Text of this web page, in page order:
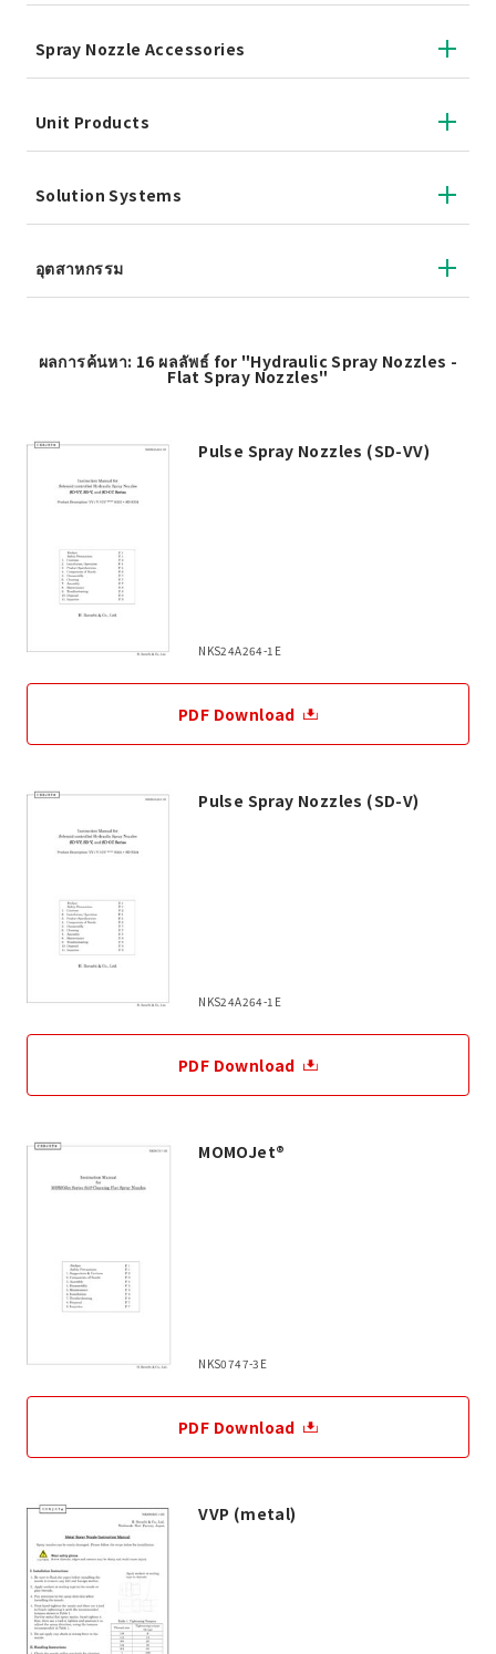
Spray Nozzle Accessories
Unit Products
Solution Systems
อุตสาหกรรม
ผลการค้นหา: 16 ผลลัพธ์ for "Hydraulic Spray Nozzles -
Flat Spray Nozzles"
Pulse Spray Nozzles (SD-VV)
NKS24A264-1E
PDF Download
Pulse Spray Nozzles (SD-V)
NKS24A264-1E
PDF Download
MOMOJet®
NKS0747-3E
PDF Download
VVP (metal)